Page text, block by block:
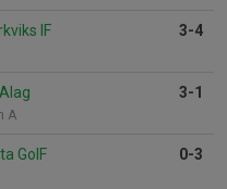
IF 3-4
A
3-1
GoIF 0-3